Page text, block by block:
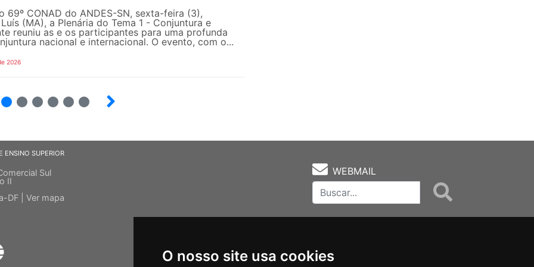
O nosso site usa cookies
69º CONAD do ANDES-SN, sexta-feira (3),
(MA), a Plenária do Tema 1 - Conjuntura e
reuniu as e os participantes para uma profunda
nacional e internacional. O evento, com o...
2026
ENSINO SUPERIOR
Sul
II
DF | Ver mapa
WEBMAIL